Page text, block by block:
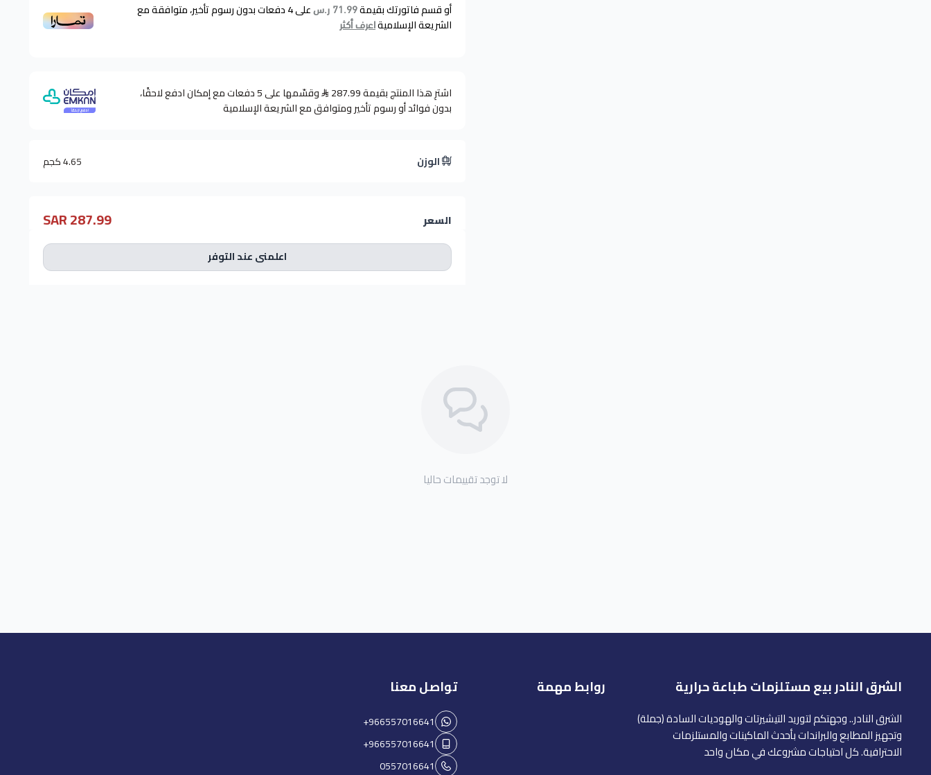
أو قسم فاتورتك بقيمة71.99 ر.س على4دفعات بدون رسوم تأخير، متوافقة مع
الشريعة الإسلاميةاعرف أكثر
اشترِ هذا المنتج بقيمة 287.99
وقسّمها على 5 دفعات مع إمكان ادفع لاحقًا،
بدون فوائد أو رسوم تأخير ومتوافق مع الشريعة الإسلامية
الوزن 4.65 كجم
السعر 287.99 SAR
اعلمني عند التوفر
لا توجد تقييمات حاليا
الشرق النادر بيع مستلزمات طباعة حرارية
الشرق النادر.. وجهتكم لتوريد التيشيرتات والهوديات السادة (جملة)
وتجهيز المطابع والبراندات بأحدث الماكينات والمستلزمات
الاحترافية. كل احتياجات مشروعك في مكان واحد
روابط مهمة تواصل معنا
+966557016641
+966557016641
0557016641